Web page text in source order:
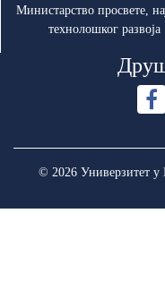
Министарство просвете,
технолошког развоја
© 2026 Универзитет у